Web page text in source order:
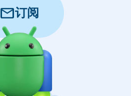
mail订阅